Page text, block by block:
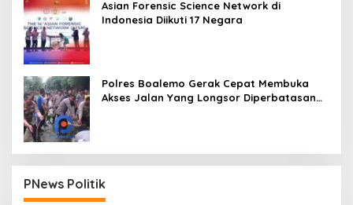
Asian Forensic Science Network di
Indonesia Diikuti 17 Negara
Polres Boalemo Gerak Cepat Membuka
Akses Jalan Yang Longsor Diperbatasan
PNews Politik